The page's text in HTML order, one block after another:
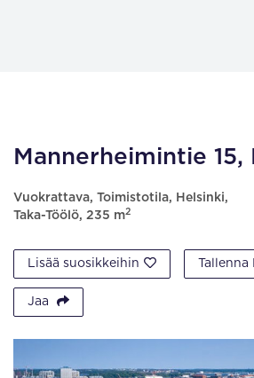
Mannerheimintie 15,
Vuokrattava, Toimistotila, Helsinki,
Taka-Töölö, 235 m2
Lisää suosikkeihin Tallenna
Jaa